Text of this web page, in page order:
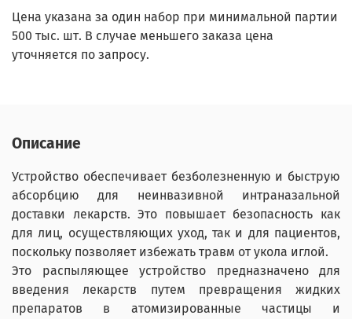
Цена указана за один набор при минимальной партии
500 тыс. шт. В случае меньшего заказа цена
уточняется по запросу.
Описание
Устройство обеспечивает безболезненную и быструю
абсорбцию для неинвазивной интраназальной
доставки лекарств. Это повышает безопасность как
для лиц, осуществляющих уход, так и для пациентов,
поскольку позволяет избежать травм от укола иглой.
Это распыляющее устройство предназначено для
введения лекарств путем превращения жидких
препаратов в атомизированные частицы и